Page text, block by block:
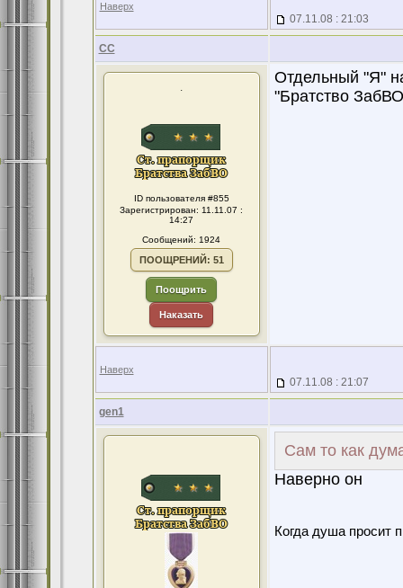
Наверх
07.11.08 : 21:03
CC
.
ID пользователя #855
Зарегистрирован: 11.11.07 :
14:27
Сообщений: 1924
ПООЩРЕНИЙ: 51
Поощрить
Наказать
Отдельный "Я"
"Братство
Наверх
07.11.08 : 21:07
gen1
Сам то как
Наверно он
Когда душа просит